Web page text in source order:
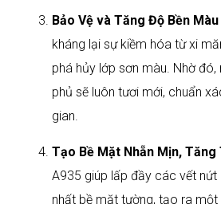
Bảo Vệ và Tăng Độ Bền
kháng lại sự kiềm hóa từ xi
phá hủy lớp sơn màu. Nhờ
phủ sẽ luôn tươi mới, chuẩn
gian.
Tạo Bề Mặt Nhẵn Mịn, Tăng
A935 giúp lấp đầy các vết nứt
nhất bề mặt tường, tạo ra một